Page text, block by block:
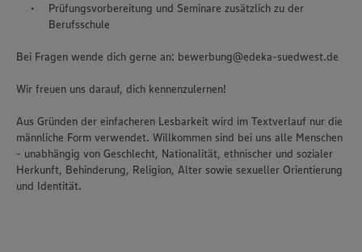
Prüfungsvorbereitung und Seminare zusätzlich zu der
Berufsschule
Bei Fragen wende dich gerne an: bewerbung@edeka-suedwest.de
Wir freuen uns darauf, dich kennenzulernen!
Aus Gründen der einfacheren Lesbarkeit wird im Textverlauf nur die
männliche Form verwendet. Willkommen sind bei uns alle Menschen
- unabhängig von Geschlecht, Nationalität, ethnischer und sozialer
Herkunft, Behinderung, Religion, Alter sowie sexueller Orientierung
und Identität.